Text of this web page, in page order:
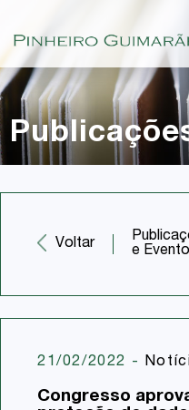
Voltar
e
21/02/2022 -
Congresso